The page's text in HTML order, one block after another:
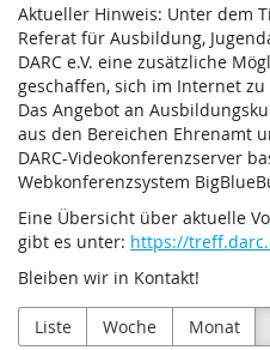
Aktueller Hinweis: Unter dem
Referat für Ausbildung,
DARC e.V. eine zusätzliche
geschaffen, sich im Internet
Das Angebot an
aus den Bereichen Ehrenamt
DARC-Videokonferenzserver
Webkonferenzsystem
Eine Übersicht über aktuelle
gibt es unter: https://
Bleiben wir in Kontakt!
Liste Woche Monat